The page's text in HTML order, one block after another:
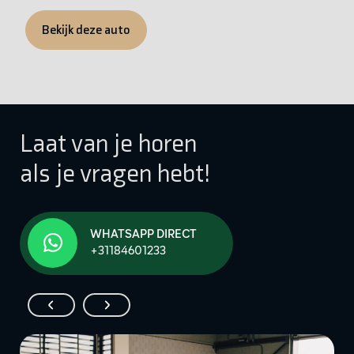
Bekijk deze auto
Laat van je horen
als je vragen hebt!
WHATSAPP DIRECT
+31184601233